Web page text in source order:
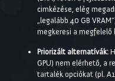
cimkézése, elég
„legalább 40 GB
megkeresi a megfelelő
Priorizált alternatívák:
GPU) nem elérhető, a
tartalék opciókat (pl.